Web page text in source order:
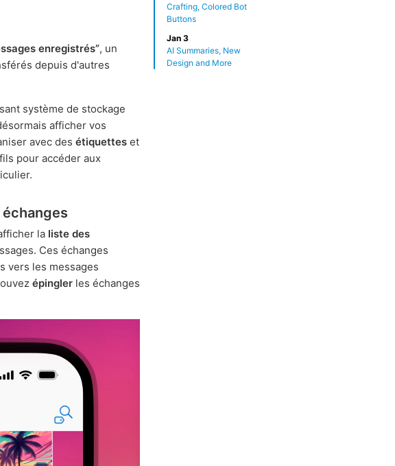
Crafting, Colored Bot
Buttons
Jan 3
AI Summaries, New
Design and More
enregistrés”, un
depuis d'autres
système de stockage
afficher vos
avec des étiquettes et
pour accéder aux
la liste des
Ces échanges
vers les messages
épingler les échanges